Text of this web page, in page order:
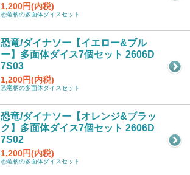
1,200円(内税)
恐竜柄の多面体ダイスセット
恐竜/ダイナソー【イエロー&ブル
ー】多面体ダイス7個セット 2606D
7S03
1,200円(内税)
恐竜柄の多面体ダイスセット
恐竜/ダイナソー【オレンジ&ブラッ
ク】多面体ダイス7個セット 2606D
7S02
1,200円(内税)
恐竜柄の多面体ダイスセット